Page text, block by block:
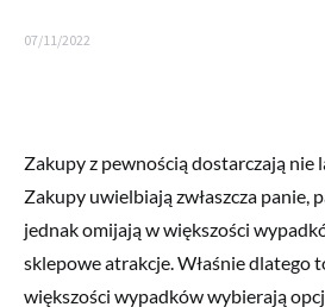
07/11/2022
Zakupy z pewnością dostarczają nie
Zakupy uwielbiają zwłaszcza panie,
jednak omijają w większości
sklepowe atrakcje. Właśnie dlatego
większości wypadków wybierają